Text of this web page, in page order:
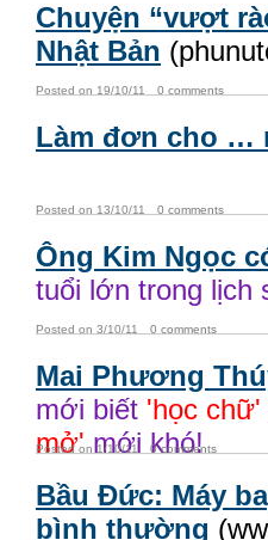
Chuyện “vượt
Nhật Bản
Posted on 19/10/11 0 comments
Làm đơn cho …
Posted on 13/10/11 0 comments
Ông Kim Ngọc
tuổi lớn trong lịch
Posted on 3/10/11 0 comments
Mai Phương
mới biết 'học chữ'
mở'mới khó!
Posted on 1/10/11 0 comments
Bầu Đức: Máy
bình thường